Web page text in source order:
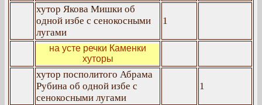
хутор Якова Мишки об
одной избе с сенокосными
лугами
1
на усте речки Каменки
хуторы
хутор посполитого Абрама
Рубина об одной избе с
сенокосными лугами
1